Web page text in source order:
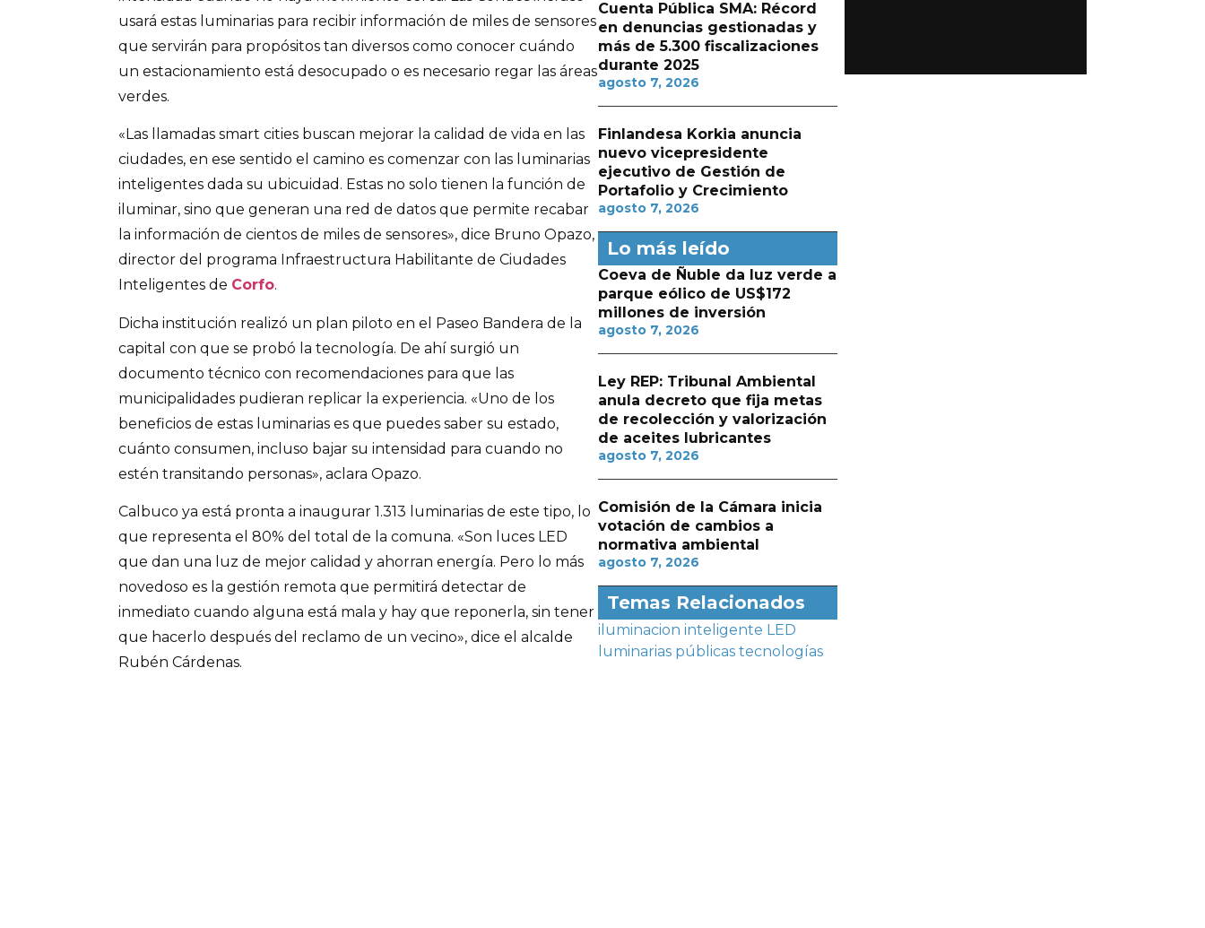
usará estas luminarias para recibir información de miles de sensores
que servirán para propósitos tan diversos como conocer cuándo
un estacionamiento está desocupado o es necesario regar las áreas
verdes.
«Las llamadas smart cities buscan mejorar la calidad de vida en las
ciudades, en ese sentido el camino es comenzar con las luminarias
inteligentes dada su ubicuidad. Estas no solo tienen la función de
iluminar, sino que generan una red de datos que permite recabar
la información de cientos de miles de sensores», dice Bruno Opazo,
director del programa Infraestructura Habilitante de Ciudades
Inteligentes de Corfo.
Dicha institución realizó un plan piloto en el Paseo Bandera de la
capital con que se probó la tecnología. De ahí surgió un
documento técnico con recomendaciones para que las
municipalidades pudieran replicar la experiencia. «Uno de los
beneficios de estas luminarias es que puedes saber su estado,
cuánto consumen, incluso bajar su intensidad para cuando no
estén transitando personas», aclara Opazo.
Calbuco ya está pronta a inaugurar 1.313 luminarias de este tipo, lo
que representa el 80% del total de la comuna. «Son luces LED
que dan una luz de mejor calidad y ahorran energía. Pero lo más
novedoso es la gestión remota que permitirá detectar de
inmediato cuando alguna está mala y hay que reponerla, sin tener
que hacerlo después del reclamo de un vecino», dice el alcalde
Rubén Cárdenas.
Cuenta Pública SMA: Récord
en denuncias gestionadas y
más de 5.300 fiscalizaciones
durante 2025
agosto 7, 2026
Finlandesa Korkia anuncia
nuevo vicepresidente
ejecutivo de Gestión de
Portafolio y Crecimiento
agosto 7, 2026
Lo más leído
Coeva de Ñuble da luz verde a
parque eólico de US$172
millones de inversión
agosto 7, 2026
Ley REP: Tribunal Ambiental
anula decreto que fija metas
de recolección y valorización
de aceites lubricantes
agosto 7, 2026
Comisión de la Cámara inicia
votación de cambios a
normativa ambiental
agosto 7, 2026
Temas Relacionados
iluminacion inteligente LED
luminarias públicas tecnologías